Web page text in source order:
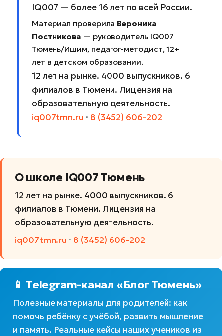
IQ007 — более 16 лет по всей России.
Материал проверила Вероника
Постникова— руководитель IQ007
Тюмень/Ишим, педагог-методист, 12+
лет в детском образовании.
12 лет на рынке. 4000 выпускников. 6
филиалов в Тюмени. Лицензия на
образовательную деятельность.
iq007tmn.ru · 8 (3452) 606-202
О школе IQ007 Тюмень
12 лет на рынке. 4000 выпускников. 6
филиалов в Тюмени. Лицензия на
образовательную деятельность.
iq007tmn.ru · 8 (3452) 606-202
📱 Telegram-канал «Блог Тюмень»
Полезные материалы для родителей: как
помочь ребёнку с учёбой, развить мышление
и память. Реальные кейсы наших учеников из